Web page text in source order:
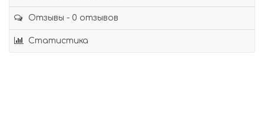
Отзывы - 0 отзывов
Статистика